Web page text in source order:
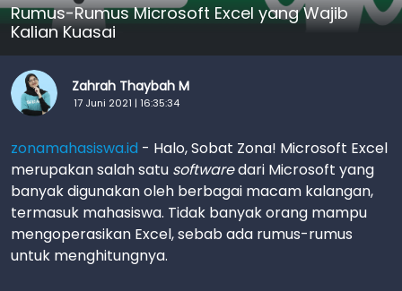
Rumus-Rumus Microsoft Excel yang Wajib
Kalian Kuasai
Zahrah Thaybah M
17 Juni 2021 | 16:35:34
zonamahasiswa.id - Halo, Sobat Zona! Microsoft Excel
merupakan salah satu softwaredari Microsoft yang
banyak digunakan oleh berbagai macam kalangan,
termasuk mahasiswa. Tidak banyak orang mampu
mengoperasikan Excel, sebab ada rumus-rumus
untuk menghitungnya.